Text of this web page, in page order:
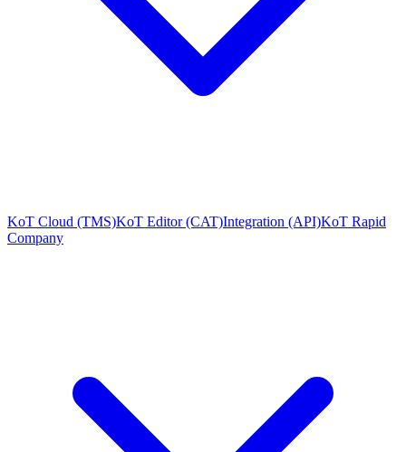
KoT Cloud (TMS)KoT Editor (CAT)Integration (API)KoT Rapid
Company